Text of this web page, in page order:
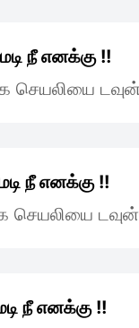
நீ எனக்கு !!
செயலியை
நீ எனக்கு !!
செயலியை
நீ எனக்கு !!